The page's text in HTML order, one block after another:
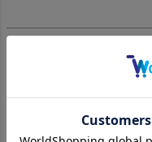
投稿日
2024/12/26